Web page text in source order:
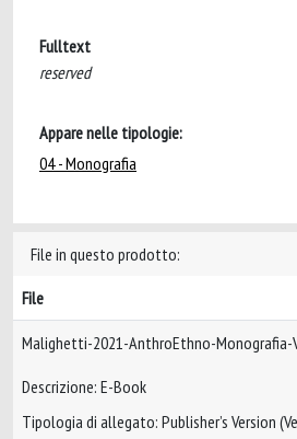
Fulltext
reserved
Appare nelle tipologie:
04 - Monografia
File in questo prodotto:
File
Malighetti-2021-AnthroEthno-Monografia-
Descrizione: E-Book
Tipologia di allegato: Publisher’s Version